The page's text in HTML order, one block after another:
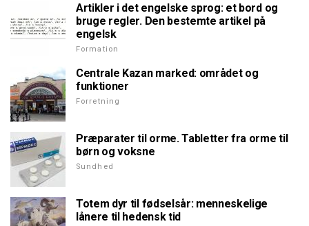
Artikler i det engelske sprog: et bord og
bruge regler. Den bestemte artikel på
engelsk
Formation
Centrale Kazan marked: området og
funktioner
Forretning
Præparater til orme. Tabletter fra orme til
børn og voksne
Sundhed
Totem dyr til fødselsår: menneskelige
lånere til hedensk tid